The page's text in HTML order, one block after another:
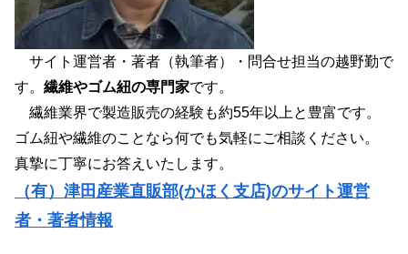
サイト運営者・著者（執筆者）・問合せ担当の越野勤で
す。 繊維やゴム紐の専門家です。
繊維業界で製造販売の経験も約55年以上と豊富です。
ゴム紐や繊維のことなら何でも気軽にご相談ください。
真摯に丁寧にお答えいたします。
（有）津田産業直販部(かほく支店)のサイト運営
者・著者情報